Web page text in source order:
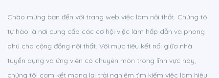
Chào mừng bạn đến với trang web việc làm nội thất. Chúng tôi
tự hào là nơi cung cấp các cơ hội việc làm hấp dẫn và phong
phú cho cộng đồng nội thất. Với mục tiêu kết nối giữa nhà
tuyển dụng và ứng viên có chuyên môn trong lĩnh vực này,
chúng tôi cam kết mang lại trải nghiệm tìm kiếm việc làm hiệu